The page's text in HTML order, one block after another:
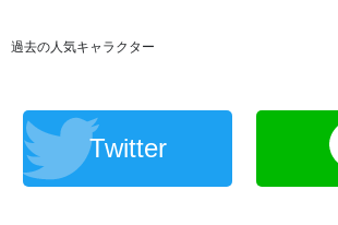
過去の人気キャラクター
Twitter